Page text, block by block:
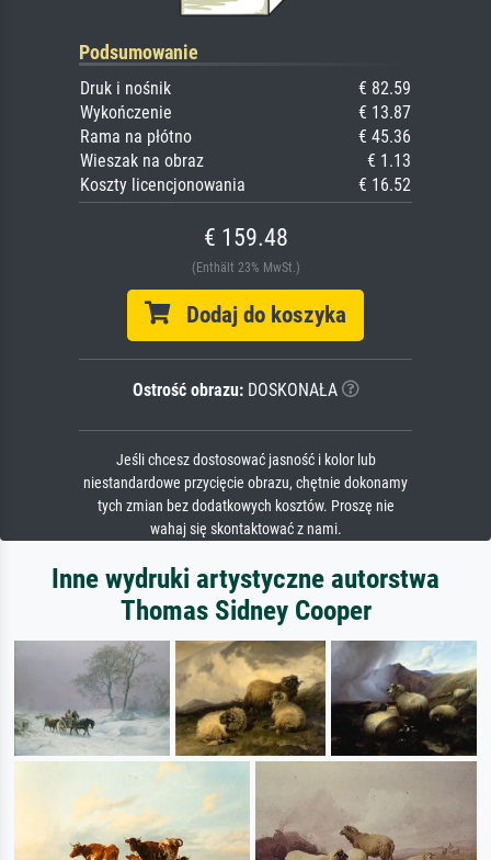
Podsumowanie
Druk i nośnik
€ 82.59
Wykończenie
€ 13.87
Rama na płótno
€ 45.36
Wieszak na obraz
€ 1.13
Koszty licencjonowania
€ 16.52
€ 159.48
(Enthält 23% MwSt.)
Dodaj do koszyka
Ostrość obrazu:DOSKONAŁA
Jeśli chcesz dostosować jasność i kolor lub
niestandardowe przycięcie obrazu, chętnie dokonamy
tych zmian bez dodatkowych kosztów. Proszę nie
wahaj się skontaktować z nami.
Inne wydruki artystyczne autorstwa
Thomas Sidney Cooper